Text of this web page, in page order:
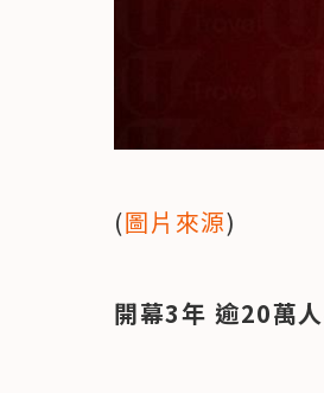
(圖片來源)
開幕3年 逾20萬